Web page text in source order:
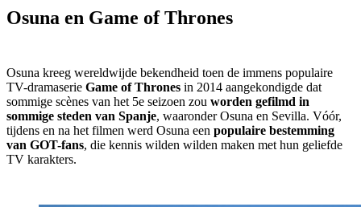
Osuna en Game of Thrones
Osuna kreeg wereldwijde bekendheid toen de immens populaire
TV-dramaserie Game of Thrones in 2014 aangekondigde dat
sommige scènes van het 5e seizoen zou worden gefilmd in
sommige steden van Spanje, waaronder Osuna en Sevilla. Vóór,
tijdens en na het filmen werd Osuna een populaire bestemming
van GOT-fans, die kennis wilden wilden maken met hun geliefde
TV karakters.